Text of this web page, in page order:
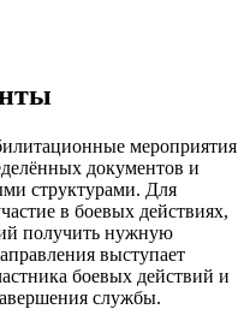
мероприятия
документов и
структурами. Для
в боевых действиях,
получить нужную
выступает
боевых действий и
службы.